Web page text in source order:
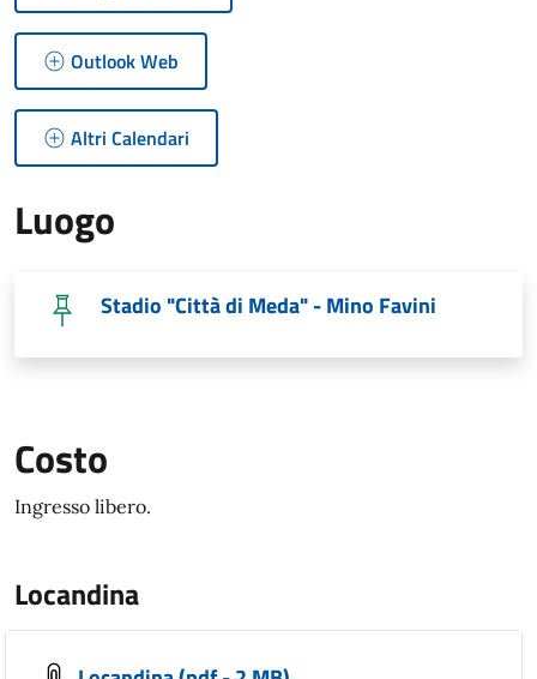
Outlook Web
Altri Calendari
Luogo
Stadio "Città di Meda" - Mino Favini
Costo
Ingresso libero.
Locandina